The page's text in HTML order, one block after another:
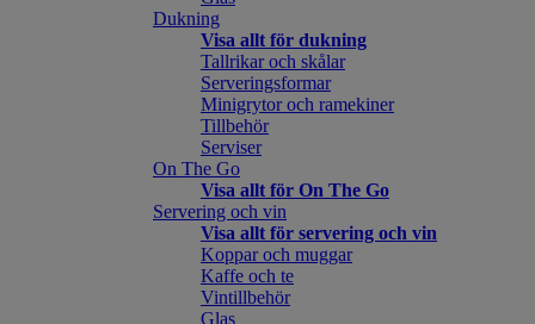
Dukning
Visa allt för dukning
Tallrikar och skålar
Serveringsformar
Minigrytor och ramekiner
Tillbehör
Serviser
On The Go
Visa allt för On The Go
Servering och vin
Visa allt för servering och vin
Koppar och muggar
Kaffe och te
Vintillbehör
Glas